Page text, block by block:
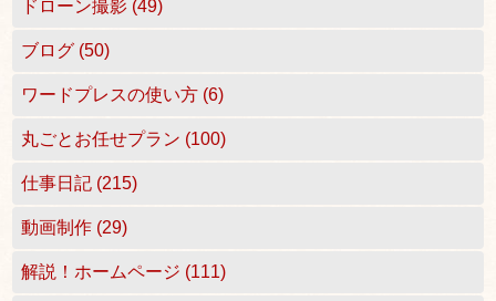
ドローン撮影 (49)
ブログ (50)
ワードプレスの使い方 (6)
丸ごとお任せプラン (100)
仕事日記 (215)
動画制作 (29)
解説！ホームページ (111)